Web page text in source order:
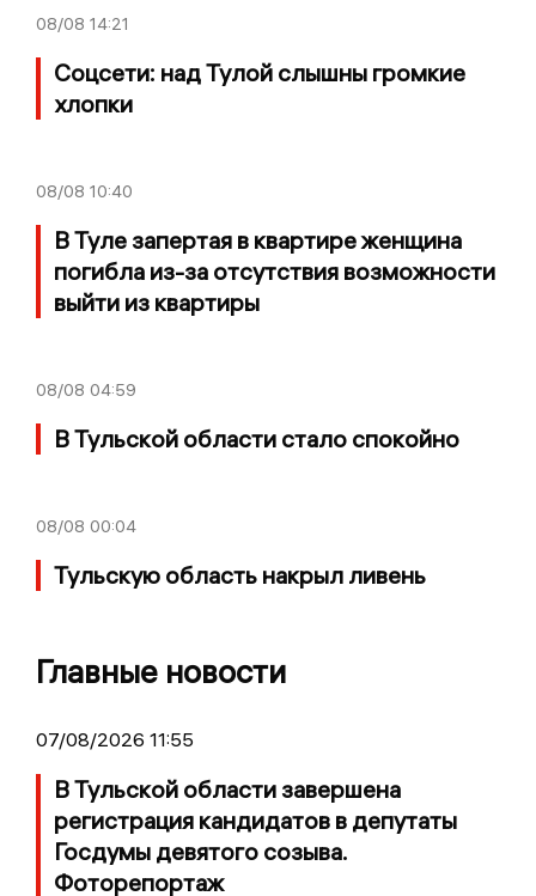
08/08 14:21
Соцсети: над Тулой слышны громкие
хлопки
08/08 10:40
В Туле запертая в квартире женщина
погибла из-за отсутствия возможности
выйти из квартиры
08/08 04:59
В Тульской области стало спокойно
08/08 00:04
Тульскую область накрыл ливень
Главные новости
07/08/2026 11:55
В Тульской области завершена
регистрация кандидатов в депутаты
Госдумы девятого созыва.
Фоторепортаж